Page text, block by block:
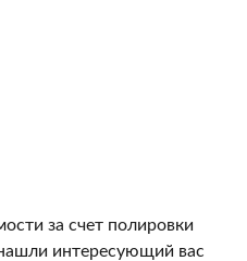
за счет полировки
интересующий вас